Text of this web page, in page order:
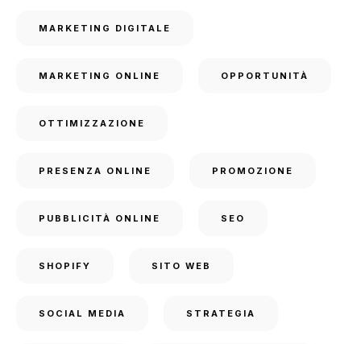
MARKETING DIGITALE
MARKETING ONLINE OPPORTUNITÀ
OTTIMIZZAZIONE
PRESENZA ONLINE PROMOZIONE
PUBBLICITÀ ONLINE SEO
SHOPIFY SITO WEB
SOCIAL MEDIA STRATEGIA